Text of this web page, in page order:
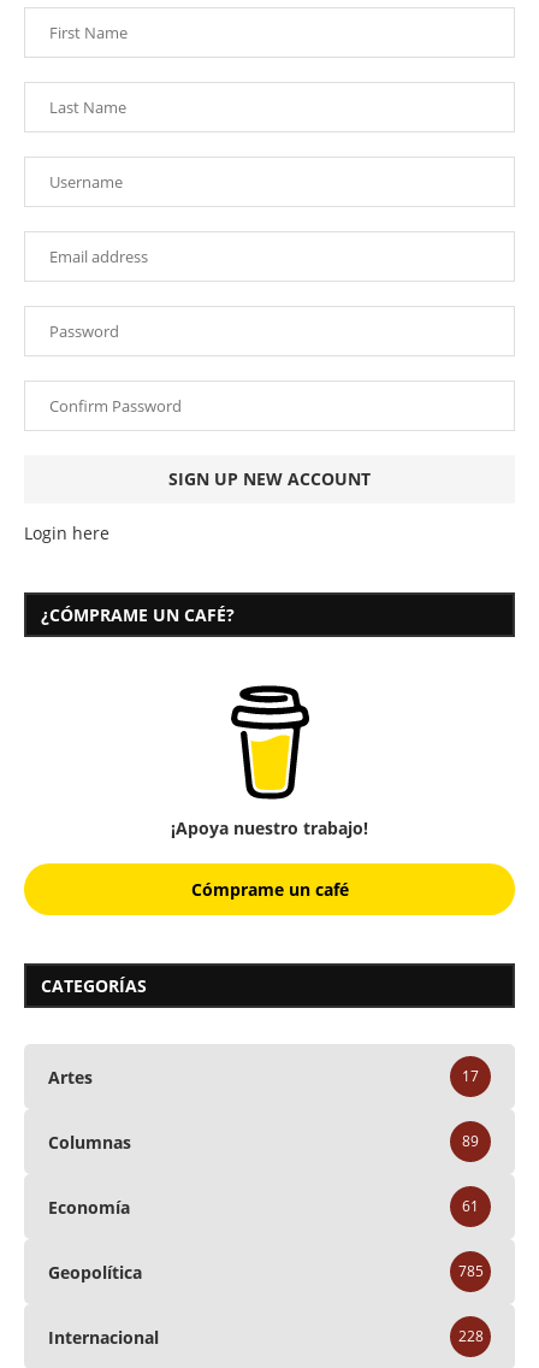
Login here
¿CÓMPRAME UN CAFÉ?
¡Apoya nuestro trabajo!
Cómprame un café
CATEGORÍAS
Artes 17
Columnas 89
Economía 61
Geopolítica 785
Internacional 228